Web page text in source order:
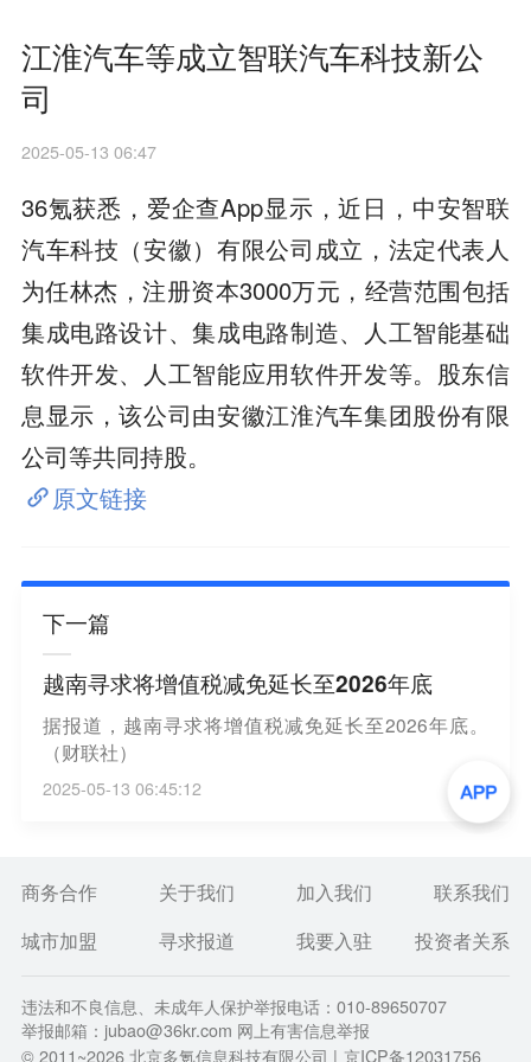
江淮汽车等成立智联汽车科技新公
司
2025-05-13 06:47
36氪获悉，爱企查App显示，近日，中安智联
汽车科技（安徽）有限公司成立，法定代表人
为任林杰，注册资本3000万元，经营范围包括
集成电路设计、集成电路制造、人工智能基础
软件开发、人工智能应用软件开发等。股东信
息显示，该公司由安徽江淮汽车集团股份有限
公司等共同持股。
原文链接
下一篇
越南寻求将增值税减免延长至2026年底
据报道，越南寻求将增值税减免延长至2026年底。
（财联社）
2025-05-13 06:45:12
商务合作 关于我们 加入我们
联系我们
城市加盟
寻求报道 我要入驻 投资者关系
违法和不良信息、未成年人保护举报电话：010-89650707
举报邮箱：jubao@36kr.com 网上有害信息举报
© 2011~2026北京多氪信息科技有限公司 | 京ICP备12031756